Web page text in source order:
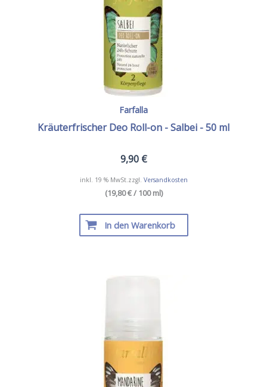
Farfalla
Kräuterfrischer Deo Roll-on - Salbei - 50 ml
9,90 €
inkl. 19 % MwSt. zzgl. Versandkosten
(19,80 € / 100 ml)
In den Warenkorb